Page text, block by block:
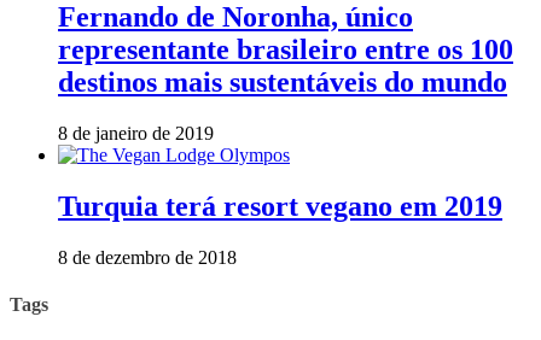
Fernando de Noronha, único
representante brasileiro entre os 100
destinos mais sustentáveis do mundo
8 de janeiro de 2019
Turquia terá resort vegano em 2019
8 de dezembro de 2018
Tags